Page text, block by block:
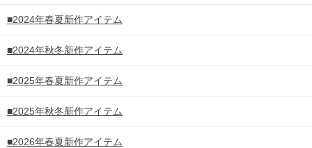
■2024年春夏新作アイテム
■2024年秋冬新作アイテム
■2025年春夏新作アイテム
■2025年秋冬新作アイテム
■2026年春夏新作アイテム